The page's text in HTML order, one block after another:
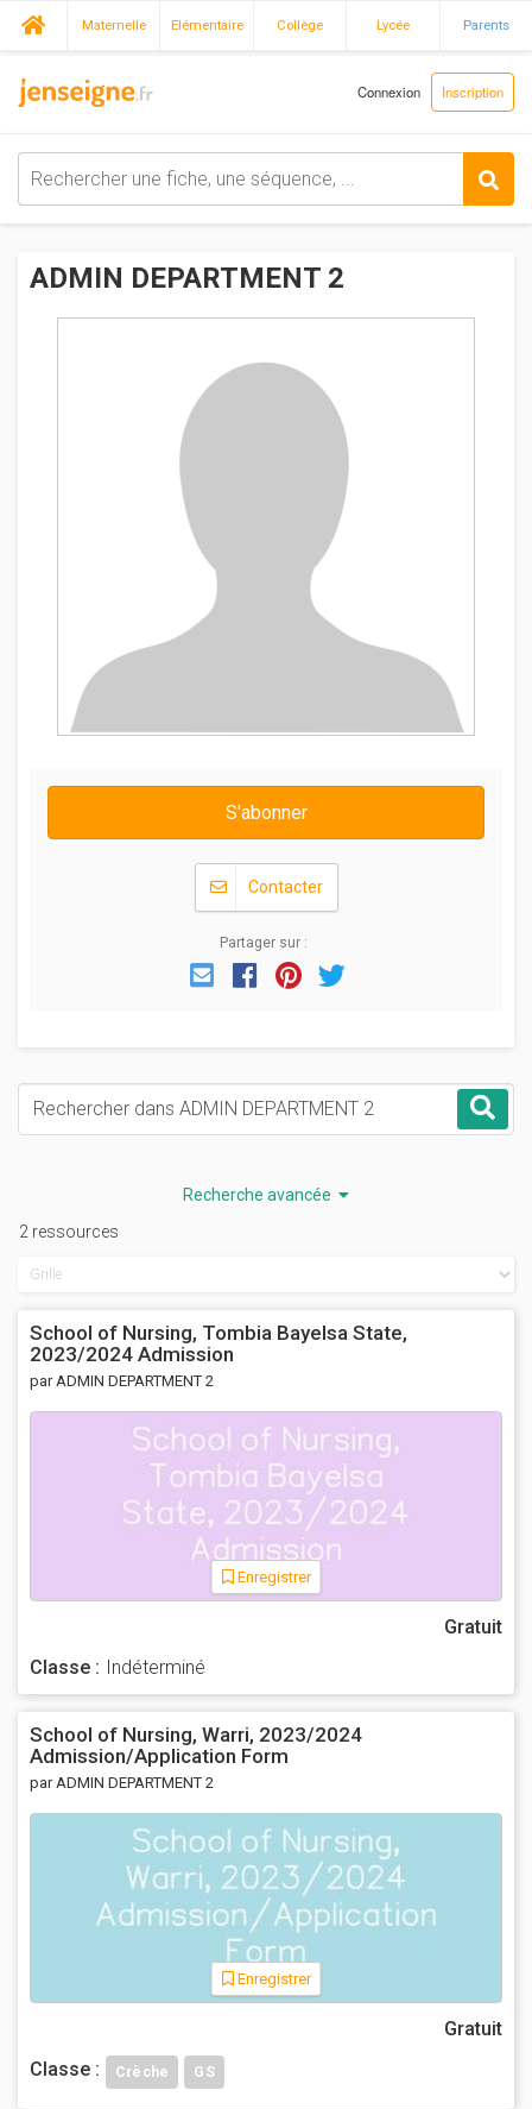
Maternelle Elémentaire Collège Lycée Parents
Connexion Inscription
ADMIN DEPARTMENT 2
S'abonner
Contacter
Partager sur :
EmailFacebook
Pinterest
Recherche avancée
2 ressources
School of Nursing, Tombia Bayelsa State,
2023/2024 Admission
par ADMIN DEPARTMENT 2
Enregistrer
Gratuit
Classe : Indéterminé
School of Nursing, Warri, 2023/2024
Admission/Application Form
par ADMIN DEPARTMENT 2
Enregistrer
Gratuit
Classe :
Crèche GS